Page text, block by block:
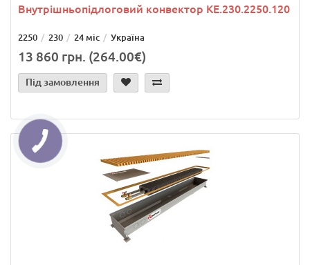
Внутрішньопідлоговий конвектор KE.230.2250.120
2250 230 24 міс Україна
13 860 грн. (264.00€)
Під замовлення